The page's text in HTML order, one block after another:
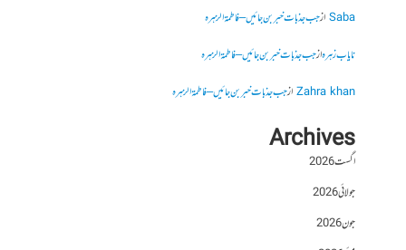
Sabaازجب جذبات خبر بن جائیں – فاطمۃالزہرہ
نایاب زہرہازجب جذبات خبر بن جائیں – فاطمۃالزہرہ
Zahra khanازجب جذبات خبر بن جائیں – فاطمۃالزہرہ
Archives
اگست 2026
جولائی 2026
جون 2026